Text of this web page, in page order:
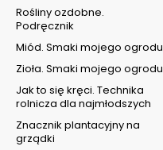
Rośliny ozdobne.
Podręcznik
Miód. Smaki mojego ogrodu
Zioła. Smaki mojego ogrodu
Jak to się kręci. Technika
rolnicza dla najmłodszych
Znacznik plantacyjny na
grządki